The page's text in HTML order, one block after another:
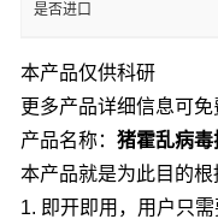
是否进口
本产品仅供科研
更多产品详细信息可
产品名称： 猪霍乱病
本产品就是为此目的
1. 即开即用，用户只